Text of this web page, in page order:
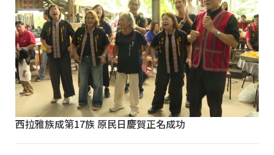
西拉雅族成第17族 原民日慶賀正名成功